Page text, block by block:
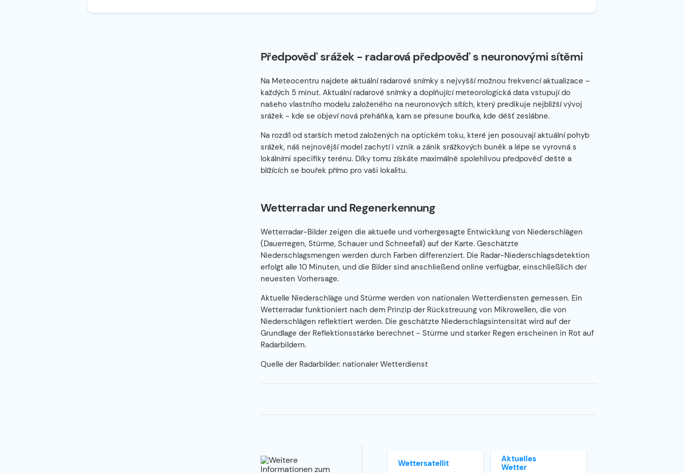
Předpověď srážek - radarová předpověď s neuronovými sítěmi
Na Meteocentru najdete aktuální radarové snímky s nejvyšší možnou frekvencí aktualizace –
každých 5 minut. Aktuální radarové snímky a doplňující meteorologická data vstupují do
našeho vlastního modelu založeného na neuronových sítích, který predikuje nejbližší vývoj
srážek - kde se objeví nová přeháňka, kam se přesune bouřka, kde déšť zeslábne.
Na rozdíl od starších metod založených na optickém toku, které jen posouvají aktuální pohyb
srážek, náš nejnovější model zachytí i vznik a zánik srážkových buněk a lépe se vyrovná s
lokálními specifiky terénu. Díky tomu získáte maximálně spolehlivou předpověď deště a
blížících se bouřek přímo pro vaši lokalitu.
Wetterradar und Regenerkennung
Wetterradar-Bilder zeigen die aktuelle und vorhergesagte Entwicklung von Niederschlägen
(Dauerregen, Stürme, Schauer und Schneefall) auf der Karte. Geschätzte
Niederschlagsmengen werden durch Farben differenziert. Die Radar-Niederschlagsdetektion
erfolgt alle 10 Minuten, und die Bilder sind anschließend online verfügbar, einschließlich der
neuesten Vorhersage.
Aktuelle Niederschläge und Stürme werden von nationalen Wetterdiensten gemessen. Ein
Wetterradar funktioniert nach dem Prinzip der Rückstreuung von Mikrowellen, die von
Niederschlägen reflektiert werden. Die geschätzte Niederschlagsintensität wird auf der
Grundlage der Reflektionsstärke berechnet - Stürme und starker Regen erscheinen in Rot auf
Radarbildern.
Quelle der Radarbilder: nationaler Wetterdienst
Wettersatellit
Aktuelles
Wetter